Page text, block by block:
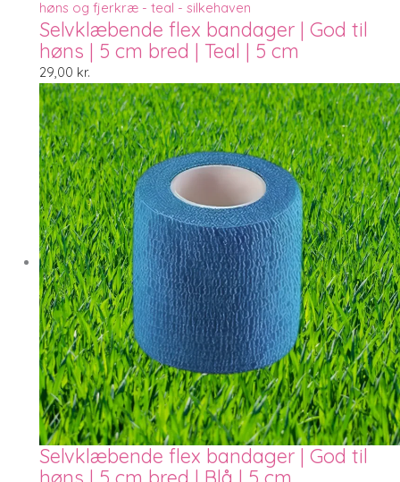
Selvklæbende flex bandager | God til
høns | 5 cm bred | Teal | 5 cm
29,00 kr.
Selvklæbende flex bandager | God til
høns | 5 cm bred | Blå | 5 cm